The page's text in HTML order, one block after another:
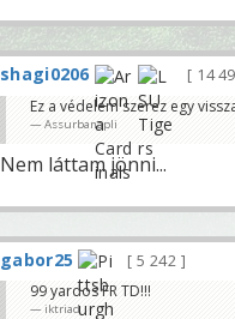
shagi0206
14
Ez a védelem szerez egy
Assurbanapli
Nem láttam jönni...
gabor25
5 242
99 yardos FR TD!!!
iktriad